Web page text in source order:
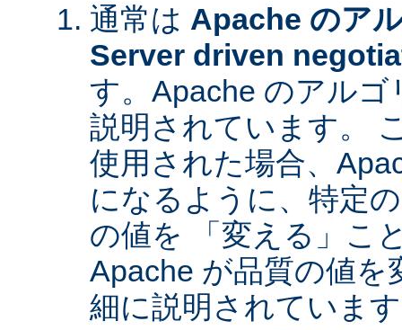
通常は Apache のア
Server driven
す。Apache のアル
説明されています。
使用された場合、
になるように、特定
の値を 「変える」こ
Apache が品質の値を
細に説明されていま